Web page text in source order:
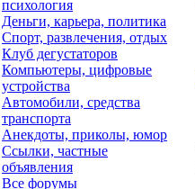
психология
Деньги, карьера, политика
Спорт, развлечения, отдых
Клуб дегустаторов
Компьютеры, цифровые
устройства
Автомобили, средства
транспорта
Анекдоты, приколы, юмор
Ссылки, частные
объявления
Все форумы